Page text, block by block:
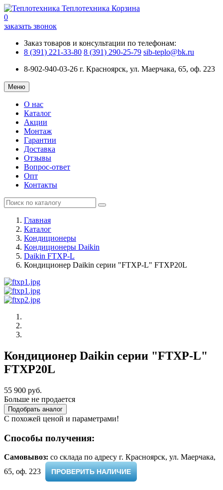
Теплотехника Корзина
0
заказать звонок
Заказ товаров и консультации по телефонам:
8 (391) 221-33-80 8 (391) 290-25-79 sib-teplo@bk.ru
8-902-940-03-26 г. Красноярск, ул. Маерчака, 65, оф. 223
Меню
О нас
Каталог
Акции
Монтаж
Гарантии
Доставка
Отзывы
Вопрос-ответ
Опт
Контакты
Главная
Каталог
Кондиционеры
Кондиционеры Daikin
Daikin FTXP-L
Кондиционер Daikin серии "FTXP-L" FTXP20L
Кондиционер Daikin серии "FTXP-L"
FTXP20L
55 900 руб.
Больше не продается
Подобрать аналог
С похожей ценой и параметрами!
Способы получения:
Самовывоз: cо склада по адресу г. Красноярск, ул. Маерчака,
65, оф. 223 ​
ПРОВЕРИТЬ НАЛИЧИЕ